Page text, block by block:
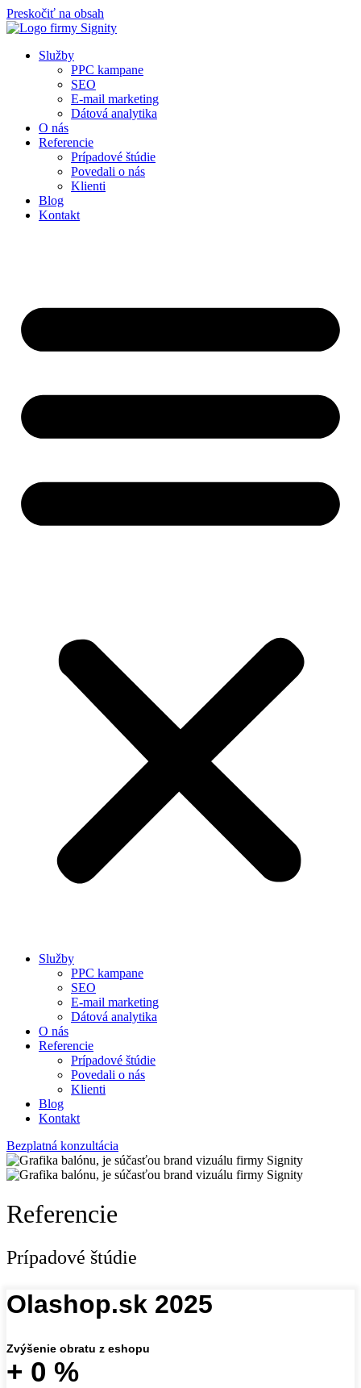
Preskočiť na obsah
Služby
PPC kampane
SEO
E-mail marketing
Dátová analytika
O nás
Referencie
Prípadové štúdie
Povedali o nás
Klienti
Blog
Kontakt
Služby
PPC kampane
SEO
E-mail marketing
Dátová analytika
O nás
Referencie
Prípadové štúdie
Povedali o nás
Klienti
Blog
Kontakt
Bezplatná konzultácia
Referencie
Prípadové štúdie
Olashop.sk 2025
Zvýšenie obratu z eshopu
+ 0 %